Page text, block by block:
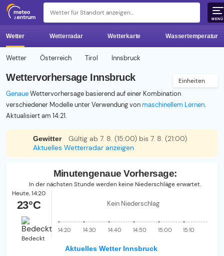
z MENÜ
Wetter Wetterradar Wetterkarte Wassertemperatur
Wetter Österreich Tirol Innsbruck
Einheiten
Wettervorhersage Innsbruck
GenaueWettervorhersage basierend auf einer Kombination
verschiedener Modelle unter Verwendung vonmaschinellem Lernen.
Aktualisiert am 14:21.
Gewitter
Gültig ab 7. 8. (15:00) bis 7. 8. (21:00)
Aktuelles Wetterradar anzeigen
Minutengenaue Vorhersage:
In der nächsten Stunde werden keine Niederschläge erwartet.
Heute,14:20
23°C
Bedeckt
Kein Niederschlag
14:20 14:30 14:40 14:50 15:00 15:10
Aktuelles Wetter Innsbruck